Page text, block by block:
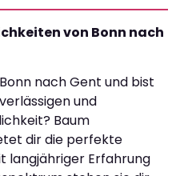
von Bonn nach
nach Gent und bist
und
Baum
dir die perfekte
langjähriger Erfahrung